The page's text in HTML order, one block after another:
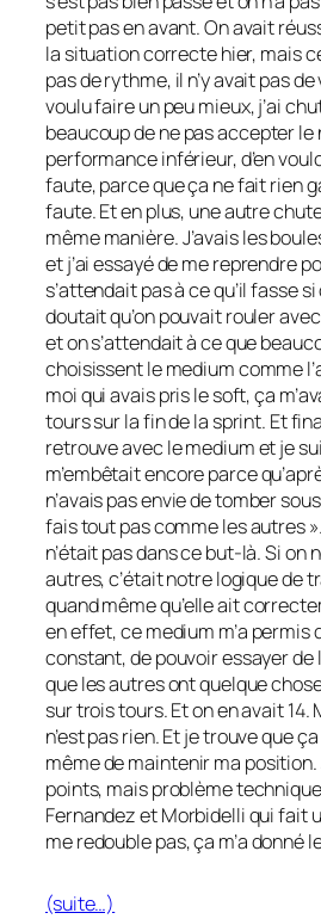
petit pas en avant. On avait
la situation correcte hier, mais
pas de rythme, il n’y avait pas de
voulu faire un peu mieux, j’ai
beaucoup de ne pas accepter le
performance inférieur, d’en
faute, parce que ça ne fait rien
faute. Et en plus, une autre
même manière. J’avais les
et j’ai essayé de me reprendre
s’attendait pas à ce qu’il fasse
doutait qu’on pouvait rouler
et on s’attendait à ce que
choisissent le medium comme
moi qui avais pris le soft, ça
tours sur la fin de la sprint. Et
retrouve avec le medium et je
m’embêtait encore parce
n’avais pas envie de tomber
fais tout pas comme les autres
n’était pas dans ce but-là. Si on
autres, c’était notre logique de
quand même qu’elle ait
en effet, ce medium m’a permis
constant, de pouvoir essayer de
que les autres ont quelque
sur trois tours. Et on en avait 14.
n’est pas rien. Et je trouve que
même de maintenir ma position.
points, mais problème
Fernandez et Morbidelli qui fait
me redouble pas, ça m’a donné
(suite…)